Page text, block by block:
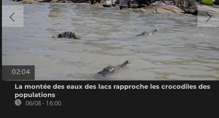
02:04
La montée des eaux des lacs rapproche les crocodiles des
populations
06/08 - 16:00